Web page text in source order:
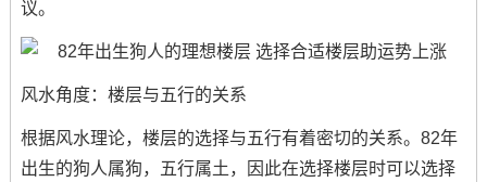
议。
风水角度：楼层与五行的关系
根据风水理论，楼层的选择与五行有着密切的关系。82年
出生的狗人属狗，五行属土，因此在选择楼层时可以选择